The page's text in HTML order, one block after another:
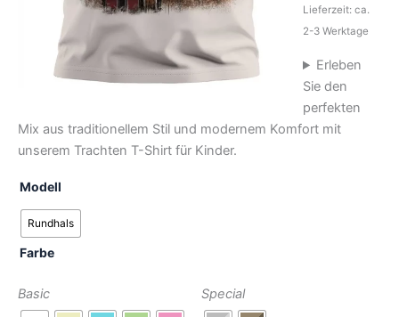
Lieferzeit: ca.
2-3 Werktage
Erleben
Sie den
perfekten
Mix aus traditionellem Stil und modernem Komfort mit
unserem Trachten T-Shirt für Kinder.
Modell
Rundhals
Farbe
Basic Special